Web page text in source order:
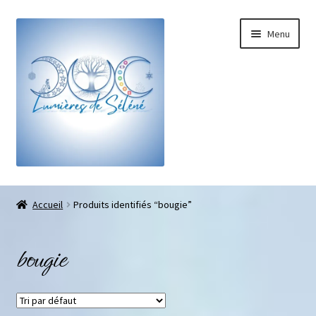
Menu
Boutique
Galets pouce anti-stress
Pendentifs sifflet et fioles
Accueil Produits identifiés “bougie”
bougie